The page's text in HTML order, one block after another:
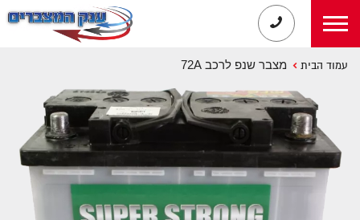
עמוד הבית מצבר שנפ לרכב 72A